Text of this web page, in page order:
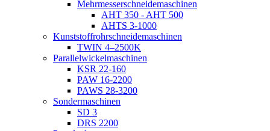
Mehrmesserschneidemaschinen
AHT 350 - AHT 500
AHTS 3-1000
Kunststoffrohrschneidemaschinen
TWIN 4–2500K
Parallelwickelmaschinen
KSR 22-160
PAW 16-2200
PAWS 28-3200
Sondermaschinen
SD 3
DRS 2200